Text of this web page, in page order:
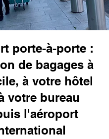
porte-à-porte :
de bagages à
à votre hôtel
votre bureau
l'aéroport